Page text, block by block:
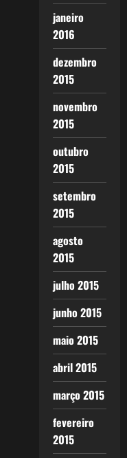
janeiro
2016
dezembro
2015
novembro
2015
outubro
2015
setembro
2015
agosto
2015
julho 2015
junho 2015
maio 2015
abril 2015
março 2015
fevereiro
2015